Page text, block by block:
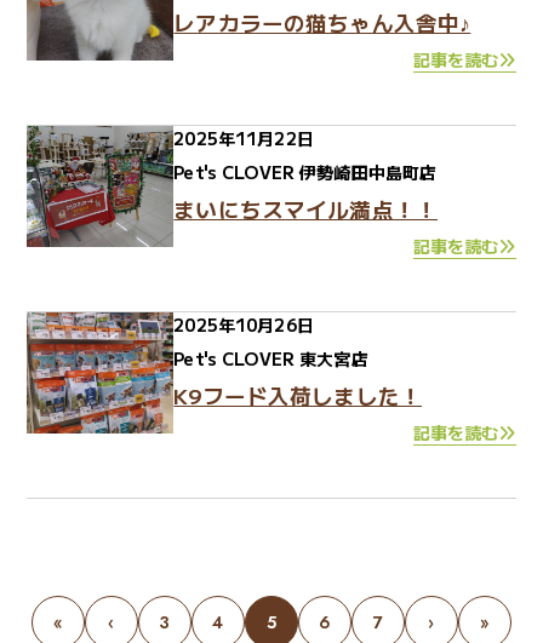
レアカラーの猫ちゃん入舎中♪
記事を読む
2025年11月22日
Pet's CLOVER 伊勢崎田中島町店
まいにちスマイル満点！！
記事を読む
2025年10月26日
Pet's CLOVER 東大宮店
K9フード入荷しました！
記事を読む
« ‹ 3 4 5 6 7 › »